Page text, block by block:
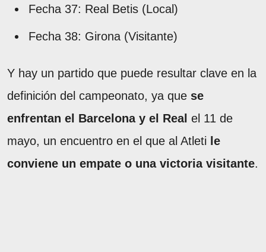
Fecha 37: Real Betis (Local)
Fecha 38: Girona (Visitante)
Y hay un partido que puede resultar clave en la
definición del campeonato, ya que se
enfrentan el Barcelona y el Real el 11 de
mayo, un encuentro en el que al Atleti le
conviene un empate o una victoria visitante.